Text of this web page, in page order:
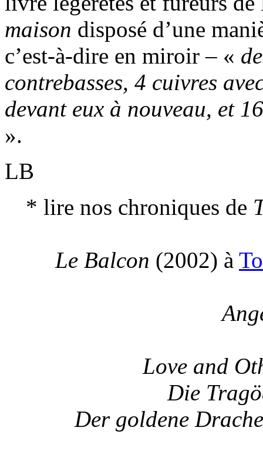
maison disposé d’une
c’est-à-dire en miroir – «
contrebasses, 4 cuivres
devant eux à nouveau, et
».
LB
* lire nos chroniques de
Le Balcon (2002) à
Love and
Die
Der goldene Drache